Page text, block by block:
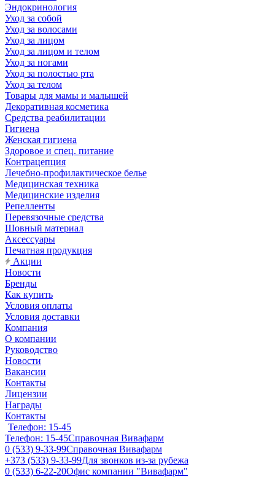
Эндокринология
Уход за собой
Уход за волосами
Уход за лицом
Уход за лицом и телом
Уход за ногами
Уход за полостью рта
Уход за телом
Товары для мамы и малышей
Декоративная косметика
Средства реабилитации
Гигиена
Женская гигиена
Здоровое и спец. питание
Контрацепция
Лечебно-профилактическое белье
Медицинская техника
Медицинские изделия
Репелленты
Перевязочные средства
Шовный материал
Аксессуары
Печатная продукция
Акции
Новости
Бренды
Как купить
Условия оплаты
Условия доставки
Компания
О компании
Руководство
Новости
Вакансии
Контакты
Лицензии
Награды
Контакты
Телефон: 15-45
Телефон: 15-45Справочная Вивафарм
0 (533) 9-33-99Справочная Вивафарм
+373 (533) 9-33-99Для звонков из-за рубежа
0 (533) 6-22-20Офис компании "Вивафарм"